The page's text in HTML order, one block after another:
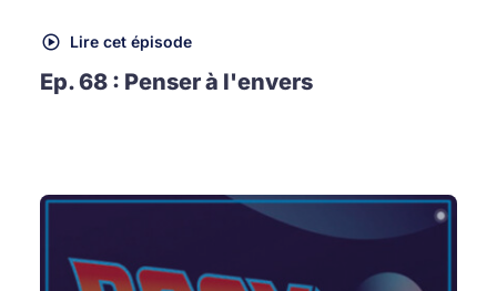
Lire cet épisode
Ep. 68 : Penser à l'envers